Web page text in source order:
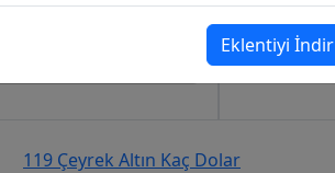
takip
119 Çeyrek Altın Kaç Dolar
Eklentiyi İndir